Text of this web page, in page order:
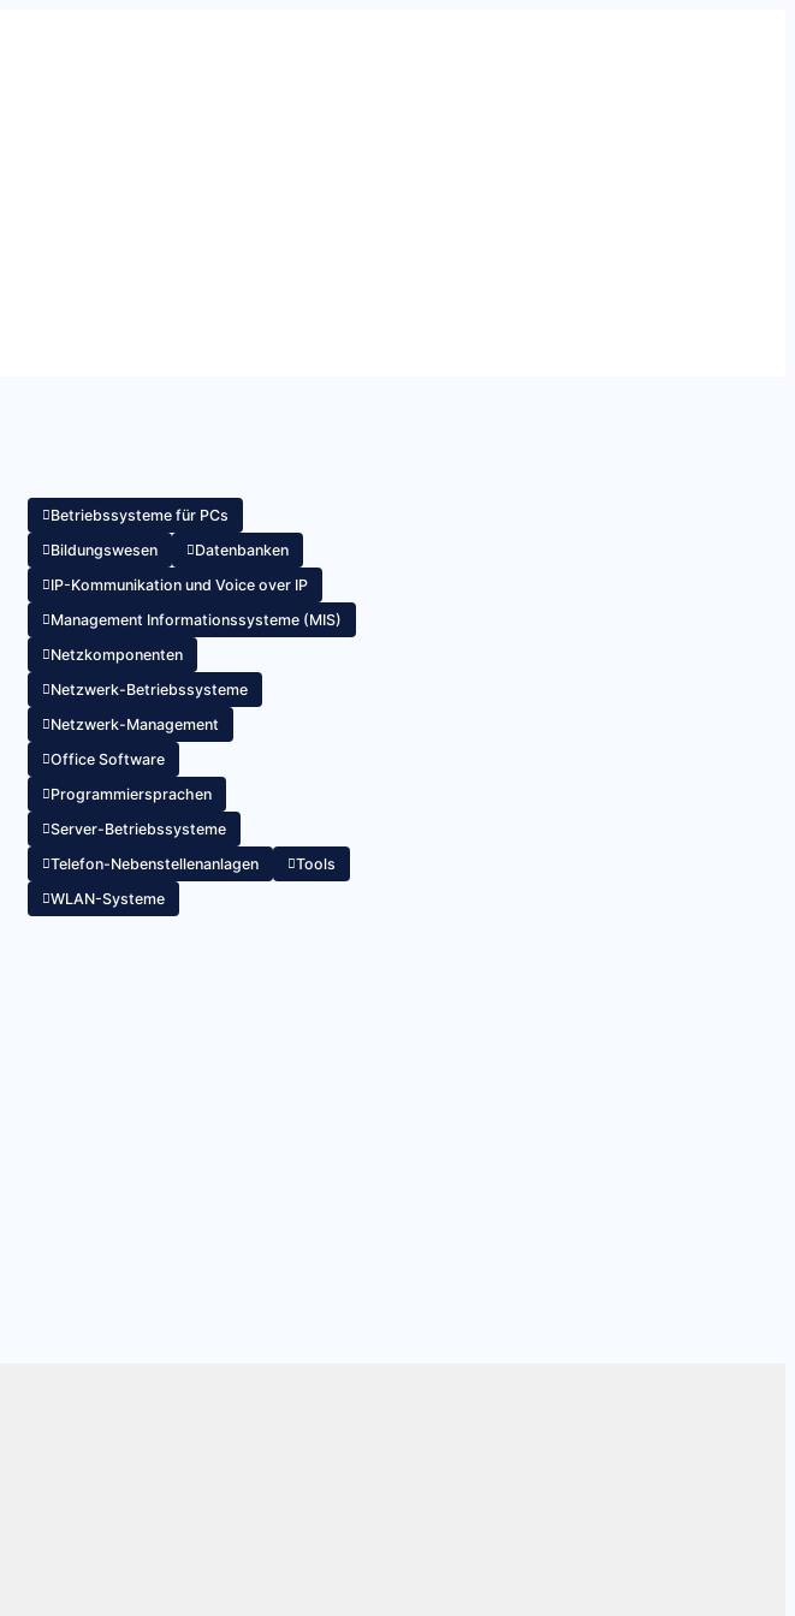
Betriebssysteme für PCs
Bildungswesen
Datenbanken
IP-Kommunikation und Voice over IP
Management Informationssysteme (MIS)
Netzkomponenten
Netzwerk-Betriebssysteme
Netzwerk-Management
Office Software
Programmiersprachen
Server-Betriebssysteme
Telefon-Nebenstellenanlagen
Tools
WLAN-Systeme